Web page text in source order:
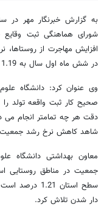
به گزارش خبرنگار مهر در
شورای هماهنگی ثبت وقایع
افزایش مهاجرت از
در شش ماه اول سال به 1.19 درصد کاهش پیدا کرده است.
وی عنوان کرد: دانشگاه
صحیح کار ثبت واقعه تولد
دقت هر چه تمامتر انجام می
شاهد کاهش نرخ رشد جمعیت
معاون بهداشتی دانشگاه
جمعیت در مناطق روستایی
سطح استان
دار شدن تلاش کرد.